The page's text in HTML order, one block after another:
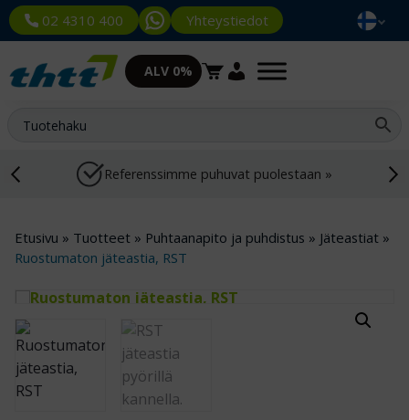
02 4310 400 Yhteystiedot
ALV 0%
Referenssimme puhuvat puolestaan »
Etusivu » Tuotteet » Puhtaanapito ja puhdistus » Jäteastiat »
Ruostumaton jäteastia, RST